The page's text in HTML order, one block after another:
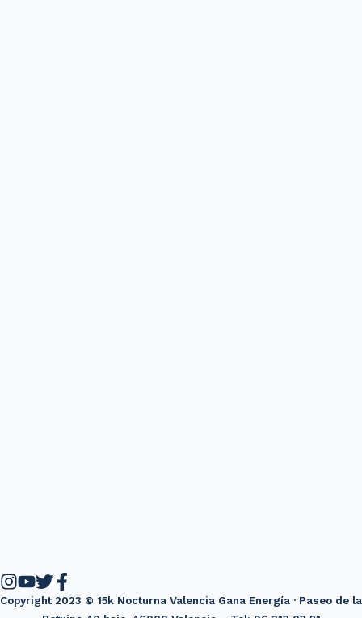
Copyright 2023 © 15k Nocturna Valencia Gana Energía · Paseo de la